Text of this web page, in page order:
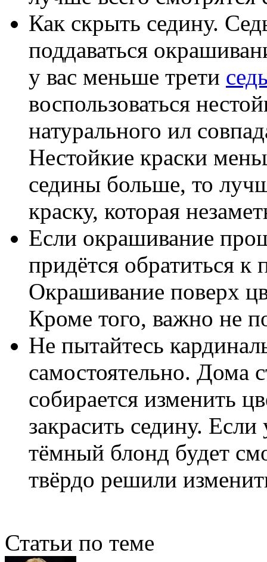
Как скрыть седину.
поддаваться
у вас меньше трети
воспользоваться
натурального ил
Нестойкие краски
седины больше, то
краску, которая
Если окрашивание
придётся обратиться
Окрашивание поверх
Кроме того, важно не
Не пытайтесь
самостоятельно. Дома
собирается изменить
закрасить седину.
тёмный блонд будет
твёрдо решили
Статьи по теме